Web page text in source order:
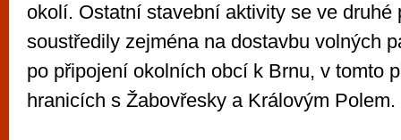
okolí. Ostatní stavební aktivity se ve druhé
soustředily zejména na dostavbu volných
po připojení okolních obcí k Brnu, v tomto
hranicích s Žabovřesky a Královým Polem.